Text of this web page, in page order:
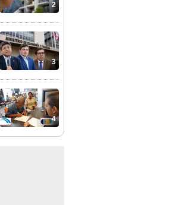
2
3
4